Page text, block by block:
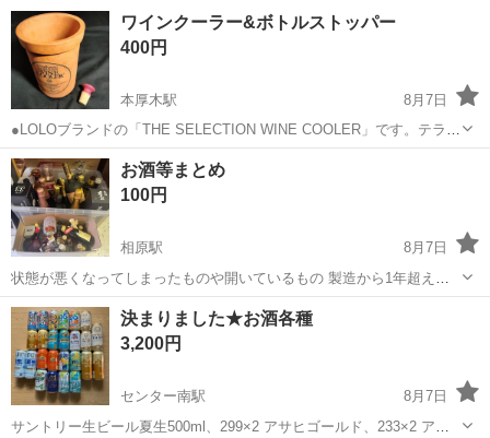
神奈川 鎌倉市 湘南深沢駅 焼酎
ワインクーラー&ボトルストッパー
400円
本厚木駅
8月7日
●LOLOブランドの「THE SELECTION WINE COOLER」です。テラコ
ッタ（素焼きの陶器）製で、事前に水に浸して気化熱を利用して保冷
します。電気や氷を使わずにワインを冷たく保てるエコグッズとして
利用されていま...
神奈川 厚木市 本厚木駅
お酒等まとめ
100円
相原駅
8月7日
状態が悪くなってしまったものや開いているもの 製造から1年超えた
日本酒や期限の過ぎたシャンメリーなどの飲料のまとめになります。
神奈川 相模原市 相原駅 その他 シャンメリー
決まりました★お酒各種
3,200円
センター南駅
8月7日
サントリー生ビール夏生500ml、299×2 アサヒゴールド、233×2 アサ